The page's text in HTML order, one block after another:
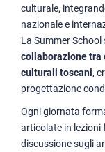
culturale,
nazionale e
La Summer
collaborazione tra
culturali toscani,
progettazione
Ogni giornata
articolate in lezioni
discussione sugli